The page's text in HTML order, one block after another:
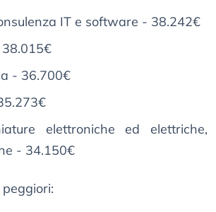
IT e software - 38.242€
- 36.700€
elettroniche ed elettriche,
- 34.150€